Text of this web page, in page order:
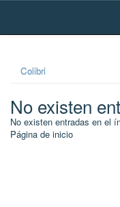
Skip
Colibri
No existen
No existen entradas en el
Página de inicio